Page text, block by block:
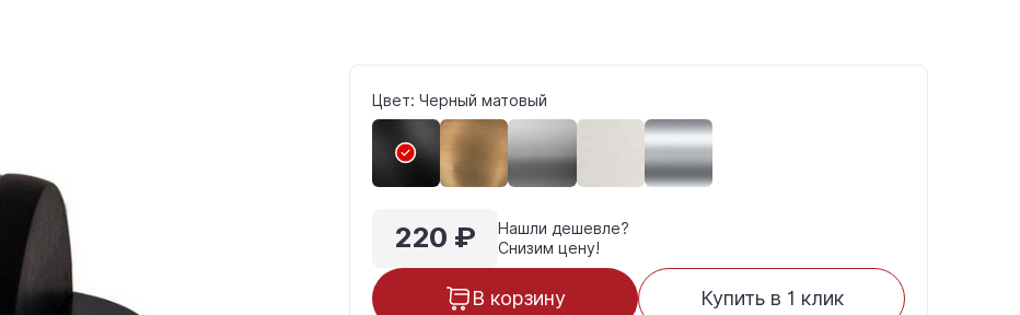
Цвет: Черный матовый
220 ₽
Нашли дешевле?
Снизим цену!
В корзину Купить в 1 клик